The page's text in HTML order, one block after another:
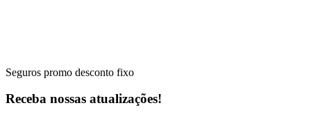
Seguros promo desconto fixo
Receba nossas atualizações!